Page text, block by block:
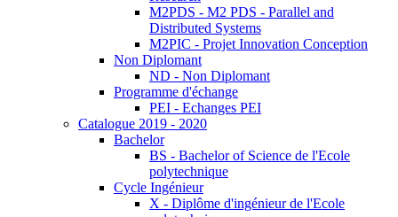
M2PDS - M2 PDS - Parallel and
Distributed Systems
M2PIC - Projet Innovation Conception
Non Diplomant
ND - Non Diplomant
Programme d'échange
PEI - Echanges PEI
Catalogue 2019 - 2020
Bachelor
BS - Bachelor of Science de l'Ecole
polytechnique
Cycle Ingénieur
X - Diplôme d'ingénieur de l'Ecole